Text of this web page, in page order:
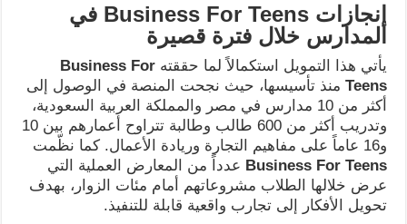
إنجازات Business For Teens في
المدارس خلال فترة قصيرة
يأتي هذا التمويل استكمالاً لما حققته Business For
Teensمنذ تأسيسها، حيث نجحت المنصة في الوصول إلى
أكثر من 10 مدارس في مصر والمملكة العربية السعودية،
وتدريب أكثر من 600 طالب وطالبة تتراوح أعمارهم بين 10
و16 عاماً على مفاهيم التجارة وريادة الأعمال. كما نظّمت
Business For Teensعدداً من المعارض العملية التي
عرض خلالها الطلاب مشروعاتهم أمام مئات الزوار، بهدف
تحويل الأفكار إلى تجارب واقعية قابلة للتنفيذ.